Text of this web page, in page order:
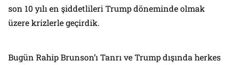
son 10 yılı en şiddetlileri Trump döneminde olmak
üzere krizlerle geçirdik.
Bugün Rahip Brunson’ı Tanrı ve Trump dışında herkes